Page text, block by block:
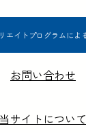
エイトプログラムによ
お問い合わせ
当サイトについて